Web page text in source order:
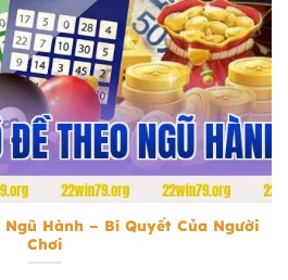
Ngũ Hành
Hành – Bí Quyết Của Người
Chơi